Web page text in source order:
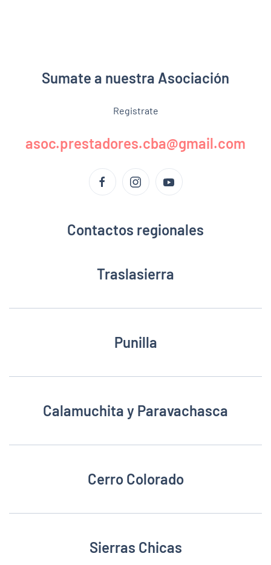
Sumate a nuestra Asociación
Registrate
asoc.prestadores.cba@gmail.com
Contactos regionales
Traslasierra
Punilla
Calamuchita y Paravachasca
Cerro Colorado
Sierras Chicas